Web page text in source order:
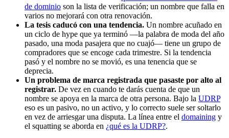
de dominio son la lista de verificación; un nombre que falla en
varios no mejorará con otra renovación.
La tesis caducó con una tendencia. Un nombre acuñado en
un ciclo de hype que ya terminó —la palabra de moda del año
pasado, una moda pasajera que no cuajó— tiene un grupo de
compradores que se encoge cada trimestre. Si la tendencia
pasó y el nombre no se movió, es una tenencia que se
deprecia.
Un problema de marca registrada que pasaste por alto al
registrar. De vez en cuando te darás cuenta de que un
nombre se apoya en la marca de otra persona. Bajo la UDRP
eso es un pasivo, no un activo, y lo correcto suele ser soltarlo
en vez de arriesgar una disputa. La línea entre el domaining y
el squatting se aborda en ¿qué es la UDRP?.